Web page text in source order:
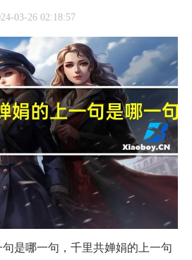
03-26 02:18:57
是哪一句，千里共婵娟的上一句